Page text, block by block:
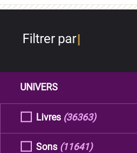
Filtrer par
UNIVERS
Livres (36363)
Sons (11641)